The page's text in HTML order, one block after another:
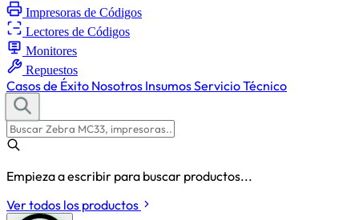
Impresoras de Códigos
Lectores de Códigos
Monitores
Repuestos
Casos de Éxito Nosotros InsumosServicio Técnico
Empieza a escribir para buscar productos...
Ver todos los productos